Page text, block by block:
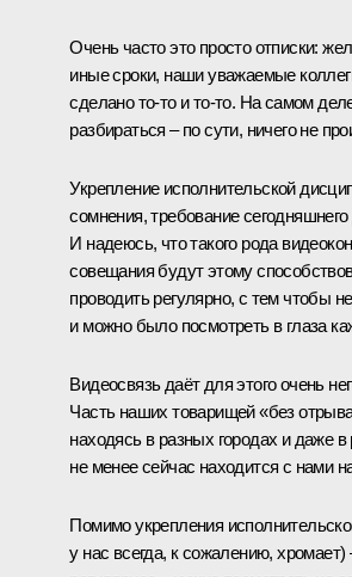
Очень часто это просто отписки:
иные сроки, наши уважаемые
сделано то‑то и то‑то. На самом
разбираться – по сути, ничего не
Укрепление исполнительской
сомнения, требование
И надеюсь, что такого рода
совещания будут этому
проводить регулярно, с тем чтобы
и можно было посмотреть в глаза
Видеосвязь даёт для этого очень
Часть наших товарищей «без
находясь в разных городах и даже
не менее сейчас находится с нами
Помимо укрепления
у нас всегда, к сожалению, хромает)